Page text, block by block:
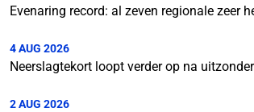
Evenaring record: al zeven regionale zeer
4 AUG 2026
Neerslagtekort loopt verder op na
2 AUG 2026